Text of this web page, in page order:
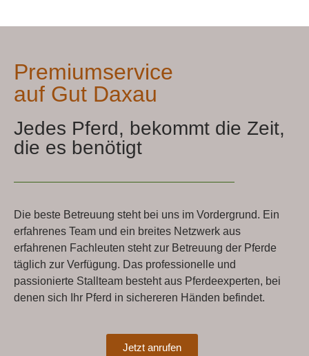
Premiumservice
auf Gut Daxau
Jedes Pferd, bekommt die Zeit,
die es benötigt
Die beste Betreuung steht bei uns im Vordergrund. Ein
erfahrenes Team und ein breites Netzwerk aus
erfahrenen Fachleuten steht zur Betreuung der Pferde
täglich zur Verfügung. Das professionelle und
passionierte Stallteam besteht aus Pferdeexperten, bei
denen sich Ihr Pferd in sichereren Händen befindet.
Jetzt anrufen